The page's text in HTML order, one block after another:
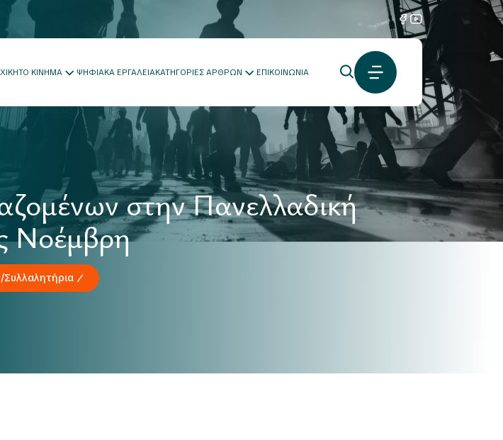
ΤΟ ΚΙΝΗΜΑ ΨΗΦΙΑΚΑ ΕΡΓΑΛΕΙΑΚΑΤΗΓΟΡΙΕΣ ΑΡΘΡΩΝ ΕΠΙΚΟΙΝΩΝΙΑ
στην Πανελλαδική
Νοέμβρη
Συλλαλητήρια